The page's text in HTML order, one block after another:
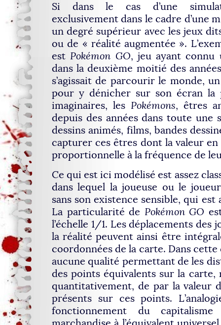
Si dans le cas d’une
exclusivement dans le cadre d’une
un degré supérieur avec les jeux
ou de « réalité augmentée ».
estPokémon GO, jeu ayant connu
dans la deuxième moitié des
s’agissait de parcourir le monde,
pour y dénicher sur son écran la
imaginaires, les Pokémons, êtres
depuis des années dans toute une
dessins animés, films, bandes
capturer ces êtres dont la valeur
proportionnelle à la fréquence de
Ce qui est ici modélisé est assez
dans lequel la joueuse ou le
sans son existence sensible, qui
La particularité de Pokémon GO
l’échelle 1/1. Les déplacements des
la réalité peuvent ainsi être
coordonnées de la carte. Dans
aucune qualité permettant de les
des points équivalents sur la
quantitativement, de par la valeur
présents sur ces points.
fonctionnement du